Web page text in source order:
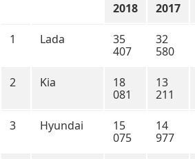
2018 2017
1 Lada
35
407
32
580
2 Kia
18
081
13
211
3 Hyundai
15
075
14
977